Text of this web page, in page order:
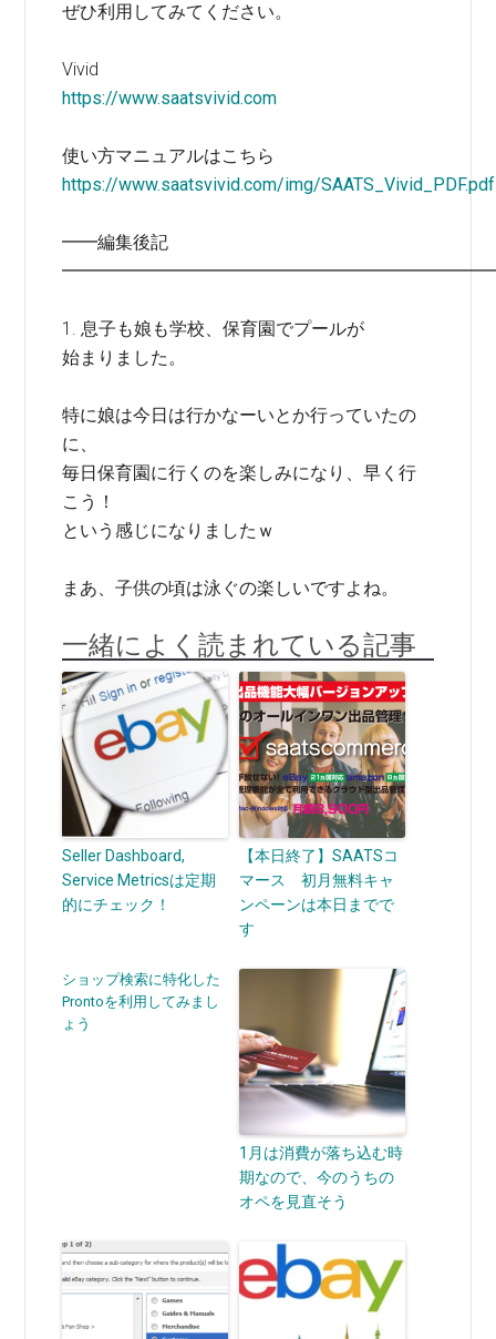
ぜひ利用してみてください。
Vivid
https://www.saatsvivid.com
使い方マニュアルはこちら
https://www.saatsvivid.com/img/SAATS_Vivid_PDF.pdf
━━編集後記
1. 息子も娘も学校、保育園でプールが
始まりました。
特に娘は今日は行かなーいとか行っていたの
に、
毎日保育園に行くのを楽しみになり、早く行
こう！
という感じになりましたｗ
まあ、子供の頃は泳ぐの楽しいですよね。
一緒によく読まれている記事
Seller Dashboard,
Service Metricsは定期
的にチェック！
【本日終了】SAATSコ
マース 初月無料キャ
ンペーンは本日までで
す
ショップ検索に特化した
Prontoを利用してみまし
ょう
1月は消費が落ち込む時
期なので、今のうちの
オペを見直そう